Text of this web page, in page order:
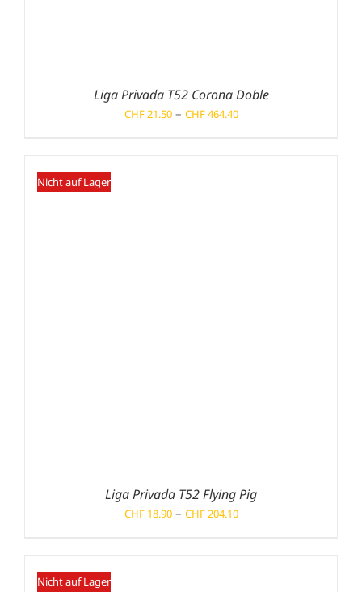
Liga Privada T52 Corona Doble
CHF21.50 – CHF464.40Preisspanne:
Nicht auf Lager
Liga Privada T52 Flying Pig
CHF18.90 – CHF204.10Preisspanne:
Nicht auf Lager